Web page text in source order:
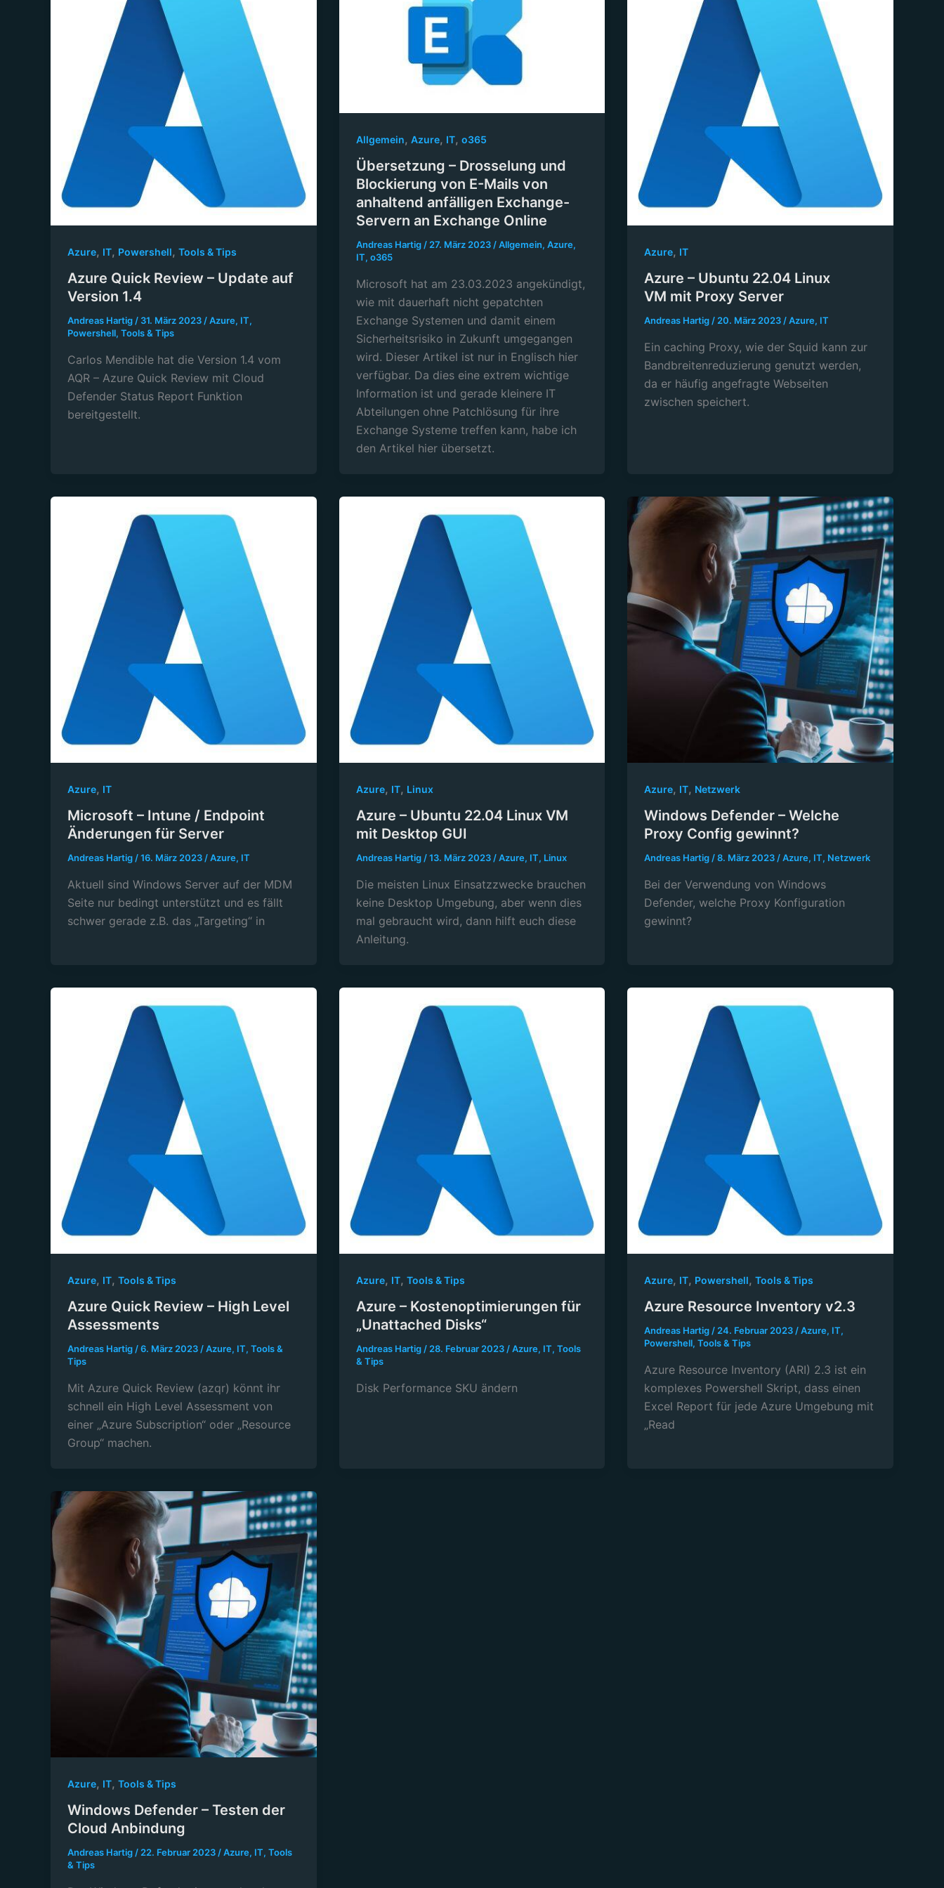
Azure, IT, Powershell, Tools & Tips
Azure Quick Review – Update auf
Version 1.4
Andreas Hartig/ 31. März 2023/Azure, IT,
Powershell, Tools & Tips
Carlos Mendible hat die Version 1.4 vom
AQR – Azure Quick Review mit Cloud
Defender Status Report Funktion
bereitgestellt.
Allgemein, Azure, IT, o365
Übersetzung – Drosselung und
Blockierung von E-Mails von
anhaltend anfälligen Exchange-
Servern an Exchange Online
Andreas Hartig/27. März 2023/Allgemein, Azure,
IT, o365
Microsoft hat am 23.03.2023 angekündigt,
wie mit dauerhaft nicht gepatchten
Exchange Systemen und damit einem
Sicherheitsrisiko in Zukunft umgegangen
wird. Dieser Artikel ist nur in Englisch hier
verfügbar. Da dies eine extrem wichtige
Information ist und gerade kleinere IT
Abteilungen ohne Patchlösung für ihre
Exchange Systeme treffen kann, habe ich
den Artikel hier übersetzt.
Azure, IT
Azure – Ubuntu 22.04 Linux
VM mit Proxy Server
Andreas Hartig/20. März 2023/Azure, IT
Ein caching Proxy, wie der Squid kann zur
Bandbreitenreduzierung genutzt werden,
da er häufig angefragte Webseiten
zwischen speichert.
Azure, IT
Microsoft – Intune / Endpoint
Änderungen für Server
Andreas Hartig/16. März 2023/Azure, IT
Aktuell sind Windows Server auf der MDM
Seite nur bedingt unterstützt und es fällt
schwer gerade z.B. das „Targeting“ in
Azure, IT, Linux
Azure – Ubuntu 22.04 Linux VM
mit Desktop GUI
Andreas Hartig/13. März 2023/Azure, IT, Linux
Die meisten Linux Einsatzzwecke brauchen
keine Desktop Umgebung, aber wenn dies
mal gebraucht wird, dann hilft euch diese
Anleitung.
Azure, IT, Netzwerk
Windows Defender – Welche
Proxy Config gewinnt?
Andreas Hartig/8. März 2023/Azure, IT, Netzwerk
Bei der Verwendung von Windows
Defender, welche Proxy Konfiguration
gewinnt?
Azure, IT, Tools & Tips
Azure Quick Review – High Level
Assessments
Andreas Hartig/6. März 2023/Azure, IT, Tools &
Tips
Mit Azure Quick Review (azqr) könnt ihr
schnell ein High Level Assessment von
einer „Azure Subscription“ oder „Resource
Group“ machen.
Azure, IT, Tools & Tips
Azure – Kostenoptimierungen für
„Unattached Disks“
Andreas Hartig/28. Februar 2023/Azure, IT, Tools
& Tips
Disk Performance SKU ändern
Azure, IT, Powershell,Tools & Tips
Azure Resource Inventory v2.3
Andreas Hartig/24. Februar 2023/Azure, IT,
Powershell,Tools & Tips
Azure Resource Inventory (ARI) 2.3 ist ein
komplexes Powershell Skript, dass einen
Excel Report für jede Azure Umgebung mit
„Read
Azure, IT, Tools & Tips
Windows Defender – Testen der
Cloud Anbindung
Andreas Hartig/22. Februar 2023/Azure, IT, Tools
& Tips